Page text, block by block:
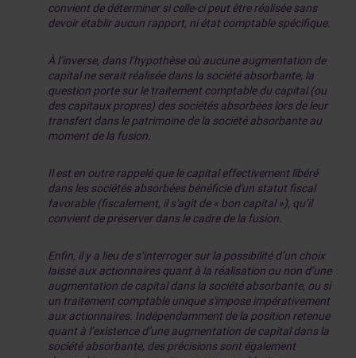
convient de déterminer si celle-ci peut être réalisée sans
devoir établir aucun rapport, ni état comptable spécifique.
À l’inverse, dans l’hypothèse où aucune augmentation de
capital ne serait réalisée dans la société absorbante, la
question porte sur le traitement comptable du capital (ou
des capitaux propres) des sociétés absorbées lors de leur
transfert dans le patrimoine de la société absorbante au
moment de la fusion.
Il est en outre rappelé que le capital effectivement libéré
dans les sociétés absorbées bénéficie d'un statut fiscal
favorable (fiscalement, il s'agit de « bon capital »), qu’il
convient de préserver dans le cadre de la fusion.
Enfin, il y a lieu de s’interroger sur la possibilité d’un choix
laissé aux actionnaires quant à la réalisation ou non d’une
augmentation de capital dans la société absorbante, ou si
un traitement comptable unique s'impose impérativement
aux actionnaires. Indépendamment de la position retenue
quant à l’existence d’une augmentation de capital dans la
société absorbante, des précisions sont également